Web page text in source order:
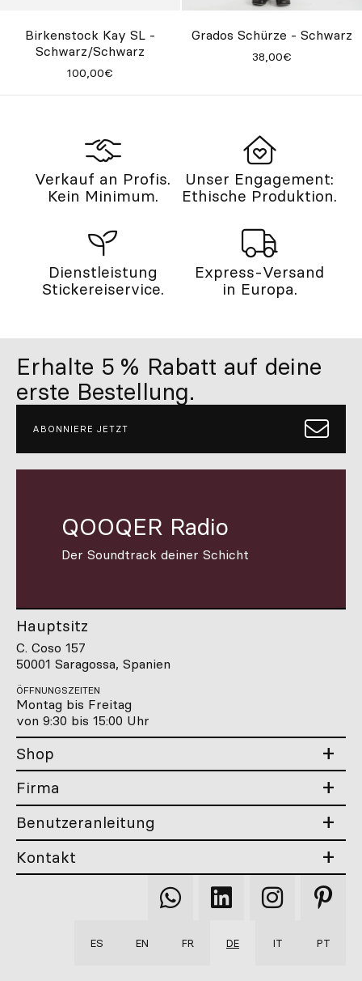
Birkenstock Kay SL -
Schwarz/Schwarz
100,00€
Grados Schürze - Schwarz
38,00€
Verkauf an Profis.
Kein Minimum.
Unser Engagement:
Ethische Produktion.
Dienstleistung
Stickereiservice.
Express-Versand
in Europa.
Erhalte 5 % Rabatt auf deine
erste Bestellung.
ABONNIERE JETZT
QOOQER Radio
Der Soundtrack deiner Schicht
Hauptsitz
C. Coso 157
50001 Saragossa, Spanien
ÖFFNUNGSZEITEN
Montag bis Freitag
von 9:30 bis 15:00 Uhr
Shop
Firma
Benutzeranleitung
Kontakt
Qooqer
WhatsApp
Qooqer
Linkedin
Qooqer
Instagram
Qooqer
ES EN FR DE IT PT